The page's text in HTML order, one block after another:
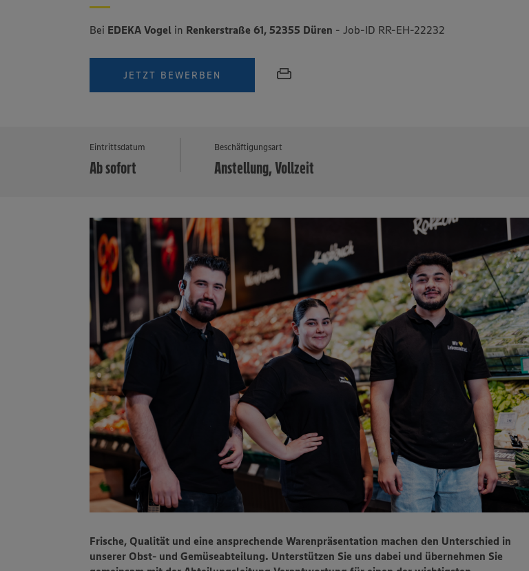
Bei EDEKA Vogel in Renkerstraße 61, 52355 Düren - Job-ID RR-EH-22232
JETZT BEWERBEN
Eintrittsdatum
Ab sofort
Beschäftigungsart
Anstellung, Vollzeit
Frische, Qualität und eine ansprechende Warenpräsentation machen den Unterschied in
unserer Obst- und Gemüseabteilung. Unterstützen Sie uns dabei und übernehmen Sie